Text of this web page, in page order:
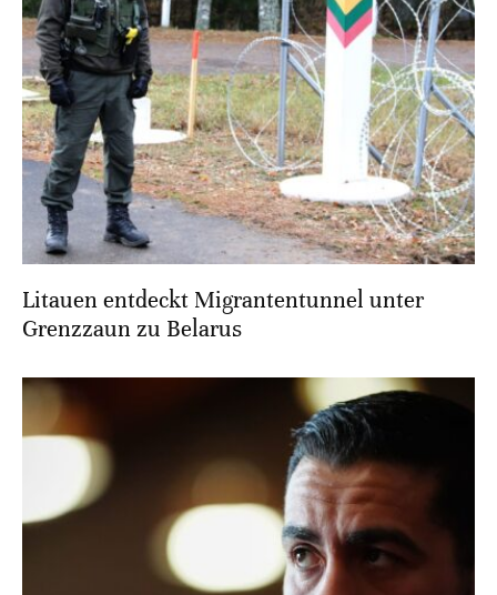
Litauen entdeckt Migrantentunnel unter
Grenzzaun zu Belarus